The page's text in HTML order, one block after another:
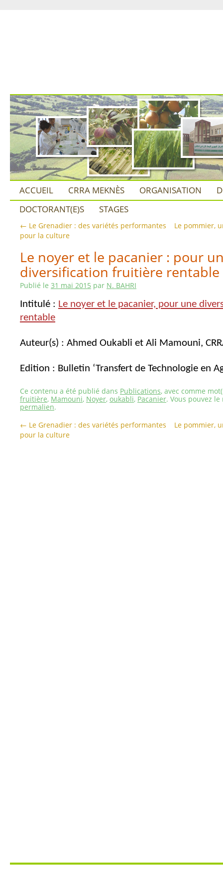
ACCUEIL CRRA MEKNÈS ORGANISATION
DOCTORANT(E)S
STAGES
← Le Grenadier : des variétés performantes
pour la culture
Le pommier,
Le noyer et le pacanier : pour
diversification fruitière rentable
Publié le 31 mai 2015 par N. BAHRI
Intitulé : Le noyer et le pacanier, pour une
rentable
Auteur(s) : Ahmed Oukabli et Ali Mamouni,
Edition : Bulletin ‘Transfert de Technologie en
Ce contenu a été publié dans Publications, avec comme
fruitière, Mamouni, Noyer, oukabli, Pacanier. Vous pouvez
permalien.
← Le Grenadier : des variétés performantes
pour la culture
Le pommier,